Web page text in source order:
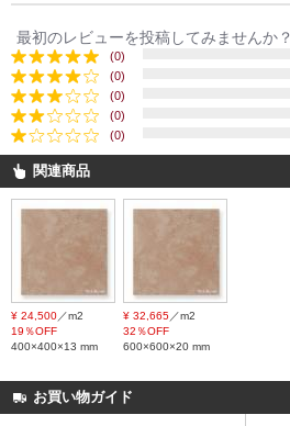
最初のレビューを投稿してみませんか？
(0)
(0)
(0)
(0)
(0)
関連商品
¥ 24,500／m2
19％OFF
400×400×13 mm
¥ 32,665／m2
32％OFF
600×600×20 mm
お買い物ガイド